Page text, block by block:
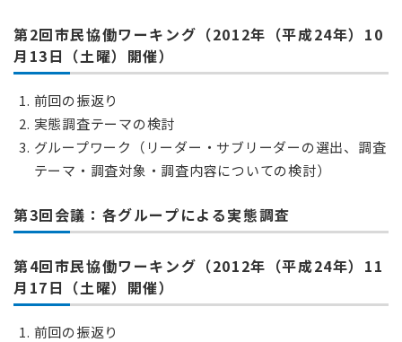
第2回市民協働ワーキング（2012年（平成24年）10
月13日（土曜）開催）
前回の振返り
実態調査テーマの検討
グループワーク（リーダー・サブリーダーの選出、調査
テーマ・調査対象・調査内容についての検討）
第3回会議：各グループによる実態調査
第4回市民協働ワーキング（2012年（平成24年）11
月17日（土曜）開催）
前回の振返り